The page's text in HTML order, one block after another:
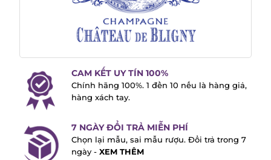
CAM KẾT UY TÍN 100%
Chính hãng 100%. 1 đền 10 nếu là hàng
7 NGÀY ĐỔI TRẢ MIỄN PHÍ
Chọn lại mẫu, sai mẫu rượu. Đổi trả trong